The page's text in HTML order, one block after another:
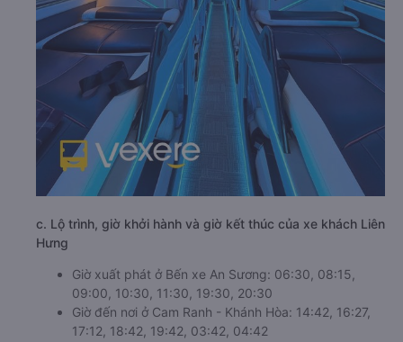
c. Lộ trình, giờ khởi hành và giờ kết thúc của xe khách Liên
Hưng
Giờ xuất phát ở Bến xe An Sương: 06:30, 08:15,
09:00, 10:30, 11:30, 19:30, 20:30
Giờ đến nơi ở Cam Ranh - Khánh Hòa: 14:42, 16:27,
17:12, 18:42, 19:42, 03:42, 04:42